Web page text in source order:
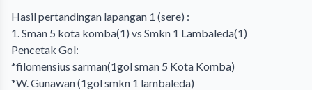
Hasil pertandingan lapangan 1 (sere) :
1. Sman 5 kota komba(1) vs Smkn 1 Lambaleda(1)
Pencetak Gol:
*filomensius sarman(1gol sman 5 Kota Komba)
*W. Gunawan (1gol smkn 1 lambaleda)